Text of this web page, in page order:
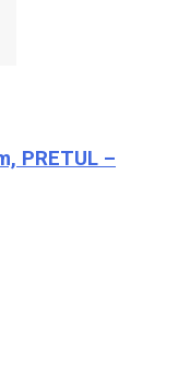
PRETUL –